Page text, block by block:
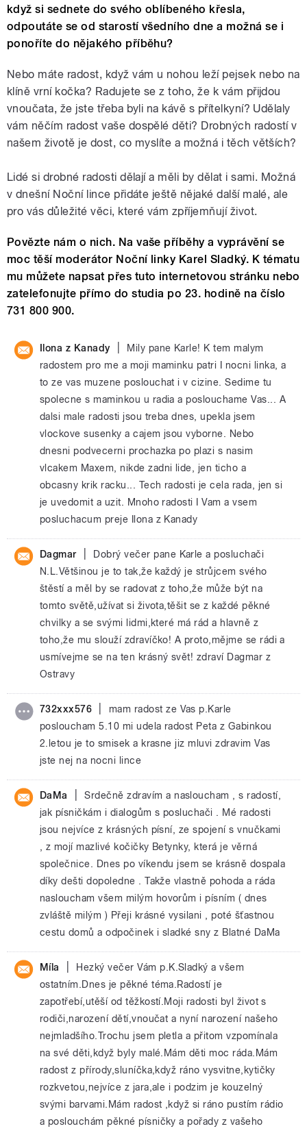
když si sednete do svého oblíbeného křesla,
odpoutáte se od starostí všedního dne a možná se i
ponoříte do nějakého příběhu?
Nebo máte radost, když vám u nohou leží pejsek nebo na
klíně vrní kočka? Radujete se z toho, že k vám přijdou
vnoučata, že jste třeba byli na kávě s přítelkyní? Udělaly
vám něčím radost vaše dospělé děti? Drobných radostí v
našem životě je dost, co myslíte a možná i těch větších?
Lidé si drobné radosti dělají a měli by dělat i sami. Možná
v dnešní Noční lince přidáte ještě nějaké další malé, ale
pro vás důležité věci, které vám zpříjemňují život.
Povězte nám o nich. Na vaše příběhy a vyprávění se
moc těší moderátor Noční linky Karel Sladký. K tématu
mu můžete napsat přes tuto internetovou stránku nebo
zatelefonujte přímo do studia po 23. hodině na číslo
731 800 900.
Ilona z Kanady
Mily pane Karle! K tem malym
radostem pro me a moji maminku patri I nocni linka, a
to ze vas muzene poslouchat i v cizine. Sedime tu
spolecne s maminkou u radia a poslouchame Vas... A
dalsi male radosti jsou treba dnes, upekla jsem
vlockove susenky a cajem jsou vyborne. Nebo
dnesni podvecerni prochazka po plazi s nasim
vlcakem Maxem, nikde zadni lide, jen ticho a
obcasny krik racku... Tech radosti je cela rada, jen si
je uvedomit a uzit. Mnoho radosti I Vam a vsem
posluchacum preje Ilona z Kanady
Dagmar
Dobrý večer pane Karle a posluchači
N.L.Většinou je to tak,že každý je strůjcem svého
štěstí a měl by se radovat z toho,že může být na
tomto světě,užívat si života,těšit se z každé pěkné
chvilky a se svými lidmi,které má rád a hlavně z
toho,že mu slouží zdravíčko! A proto,mějme se rádi a
usmívejme se na ten krásný svět! zdraví Dagmar z
Ostravy
732xxx576
mam radost ze Vas p.Karle
posloucham 5.10 mi udela radost Peta z Gabinkou
2.letou je to smisek a krasne jiz mluvi zdravim Vas
jste nej na nocni lince
DaMa
Srdečně zdravím a nasloucham , s radostí,
jak písničkám i dialogům s posluchači . Mé radosti
jsou nejvíce z krásných písní, ze spojení s vnučkami
, z mojí mazlivé kočičky Betynky, která je věrná
společnice. Dnes po víkendu jsem se krásně dospala
díky dešti dopoledne . Takže vlastně pohoda a ráda
nasloucham všem milým hovorům i písním ( dnes
zvláště milým ) Přeji krásné vysilani , poté šťastnou
cestu domů a odpočinek i sladké sny z Blatné DaMa
Míla
Hezký večer Vám p.K.Sladký a všem
ostatním.Dnes je pěkné téma.Radostí je
zapotřebí,utěší od těžkostí.Moji radosti byl život s
rodiči,narození dětí,vnoučat a nyní narození našeho
nejmladšího.Trochu jsem pletla a přitom vzpomínala
na své děti,když byly malé.Mám děti moc ráda.Mám
radost z přírody,sluníčka,když ráno vysvitne,kytičky
rozkvetou,nejvíce z jara,ale i podzim je kouzelný
svými barvami.Mám radost ,když si ráno pustím rádio
a poslouchám pěkné písničky a pořady z vašeho